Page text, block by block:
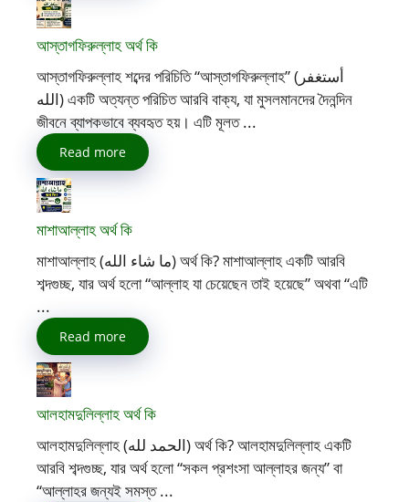
আস্তাগফিরুল্লাহ অর্থ কি
আস্তাগফিরুল্লাহ শব্দের পরিচিতি “আস্তাগফিরুল্লাহ” (أستغفر
الله) একটি অত্যন্ত পরিচিত আরবি বাক্য, যা মুসলমানদের দৈনন্দিন
জীবনে ব্যাপকভাবে ব্যবহৃত হয়। এটি মূলত ...
Read more
মাশাআল্লাহ অর্থ কি
মাশাআল্লাহ (ما شاء الله) অর্থ কি? মাশাআল্লাহ একটি আরবি
শব্দগুচ্ছ, যার অর্থ হলো “আল্লাহ যা চেয়েছেন তাই হয়েছে” অথবা “এটি
...
Read more
আলহামদুলিল্লাহ অর্থ কি
আলহামদুলিল্লাহ (الحمد لله) অর্থ কি? আলহামদুলিল্লাহ একটি
আরবি শব্দগুচ্ছ, যার অর্থ হলো “সকল প্রশংসা আল্লাহর জন্য” বা
“আল্লাহর জন্যই সমস্ত ...